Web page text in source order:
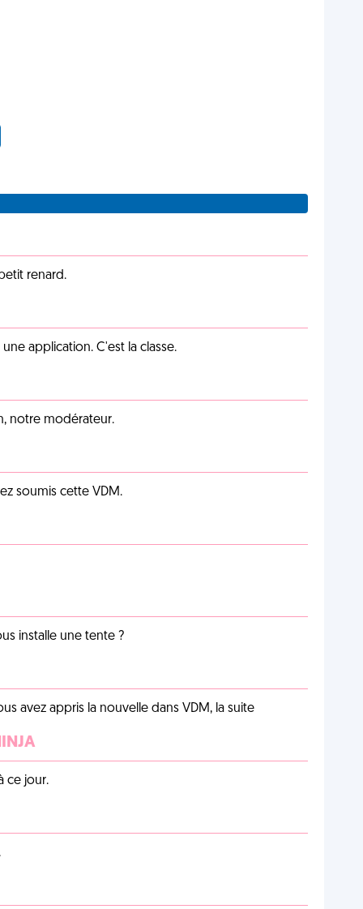
renard.
application. C'est la classe.
notre modérateur.
soumis cette VDM.
installe une tente ?
avez appris la nouvelle dans VDM, la suite
ce jour.